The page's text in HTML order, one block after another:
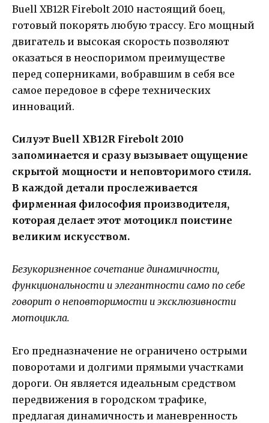
Buell XB12R Firebolt 2010 настоящий боец,
готовый покорять любую трассу. Его мощный
двигатель и высокая скорость позволяют
оказаться в неоспоримом преимуществе
перед соперниками, вобравшим в себя все
самое передовое в сфере технических
инноваций.
Силуэт Buell XB12R Firebolt 2010
запоминается и сразу вызывает ощущение
скрытой мощности и неповторимого стиля.
В каждой детали прослеживается
фирменная философия производителя,
которая делает этот мотоцикл поистине
великим искусством.
Безукоризненное сочетание динамичности,
функциональности и элегантности само по себе
говорит о неповторимости и эксклюзивности
мотоцикла.
Его предназначение не ограничено острыми
поворотами и долгими прямыми участками
дороги. Он является идеальным средством
передвижения в городском трафике,
предлагая динамичность и маневренность